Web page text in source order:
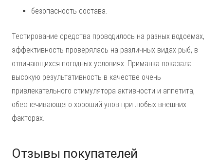
безопасность состава.
Тестирование средства проводилось на разных водоемах,
эффективность проверялась на различных видах рыб, в
отличающихся погодных условиях. Приманка показала
высокую результативность в качестве очень
привлекательного стимулятора активности и аппетита,
обеспечивающего хороший улов при любых внешних
факторах.
Отзывы покупателей